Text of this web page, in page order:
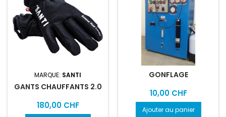
MARQUE: SANTI
GANTS CHAUFFANTS 2.0
Prix
180,00 CHF
GONFLAGE
Prix
10,00 CHF
Ajouter au panier